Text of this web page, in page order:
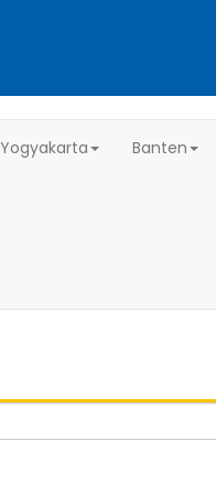
Yogyakarta Banten